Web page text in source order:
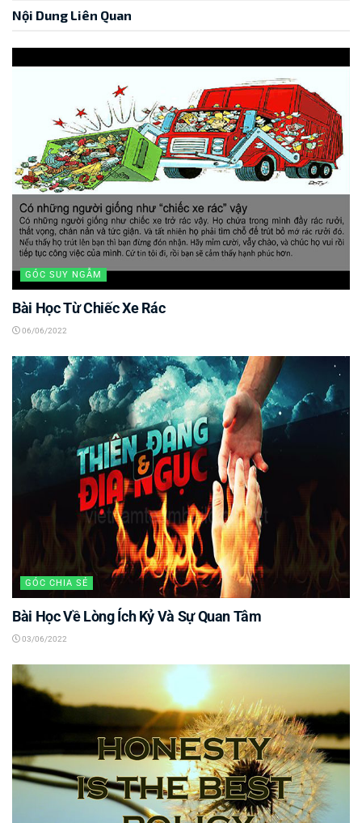
Nội Dung Liên Quan
GÓC SUY NGẪM
Bài Học Từ Chiếc Xe Rác
06/06/2022
GÓC CHIA SẺ
Bài Học Về Lòng Ích Kỷ Và Sự Quan Tâm
03/06/2022